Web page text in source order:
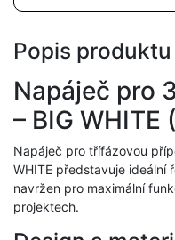
Popis produktu
Napáječ pro
– BIG WHITE
Napáječ pro třífázovou
WHITE představuje ideální
navržen pro maximální
projektech.